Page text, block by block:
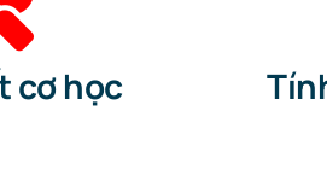
cơ học